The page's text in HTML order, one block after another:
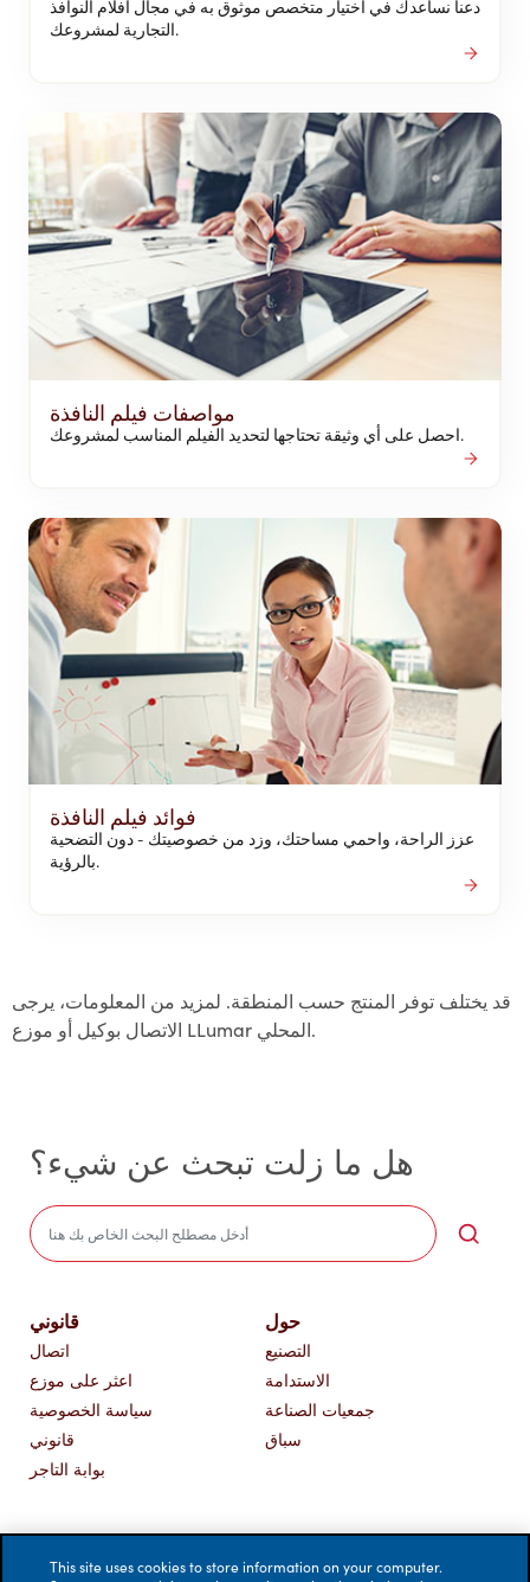
دعنا نساعدك في اختيار متخصص موثوق به في مجال أفلام النوافذ
التجارية لمشروعك.
مواصفات فيلم النافذة
احصل على أي وثيقة تحتاجها لتحديد الفيلم المناسب لمشروعك.
فوائد فيلم النافذة
عزز الراحة، واحمي مساحتك، وزد من خصوصيتك - دون التضحية
بالرؤية.
قد يختلف توفر المنتج حسب المنطقة. لمزيد من المعلومات، يرجى
الاتصال بوكيل أو موزع LLumar المحلي.
هل ما زلت تبحث عن شيء؟
قانوني
اتصال
اعثر على موزع
سياسة الخصوصية
قانوني
بوابة التاجر
حول
التصنيع
الاستدامة
جمعيات الصناعة
سباق
This site uses cookies to store information on your computer.